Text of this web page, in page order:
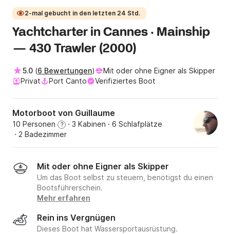
2-mal gebucht in den letzten 24 Std.
Yachtcharter in Cannes · Mainship
— 430 Trawler (2000)
5.0 (6 Bewertungen)
Mit oder ohne Eigner als Skipper
Privat
Port Canto Verifiziertes Boot
Motorboot von Guillaume
10 Personen ? · 3 Kabinen · 6 Schlafplätze
· 2 Badezimmer
Mit oder ohne Eigner als Skipper
Um das Boot selbst zu steuern, benötigst du einen
Bootsführerschein.
Mehr erfahren
Rein ins Vergnügen
Dieses Boot hat Wassersportausrüstung.